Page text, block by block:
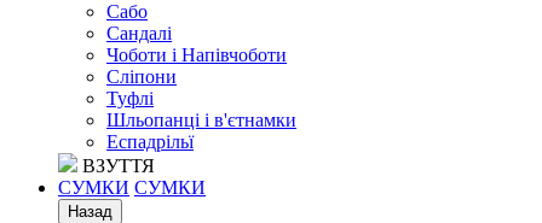
Сабо
Сандалі
Чоботи і Напівчоботи
Сліпони
Туфлі
Шльопанці і в'єтнамки
Еспадрільї
ВЗУТТЯ
СУМКИ СУМКИ
Назад